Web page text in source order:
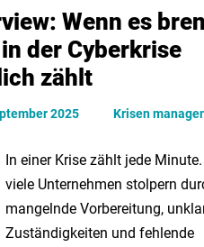
Wenn es
der Cyberkrise
zählt
2025 Krisen
In einer Krise zählt jede
viele Unternehmen stolpern
mangelnde Vorbereitung,
Zuständigkeiten und fehlende